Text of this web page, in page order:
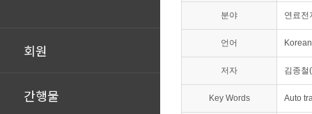
회원
간행물
분야 연료전
언어 Korean
저자 김종철
Key Words Auto